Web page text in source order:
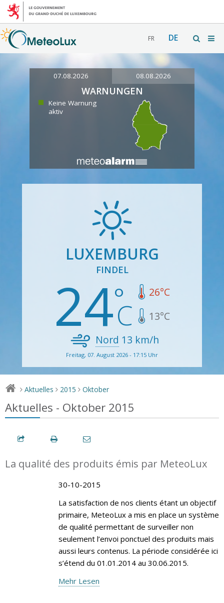
FR DE
07.08.2026 08.08.2026
WARNUNGEN
Keine Warnung
aktiv
LUXEMBURG
FINDEL
24 26°C
13°C
Nord 13 km/h
Freitag, 07. August 2026 - 17:15 Uhr
> Aktuelles > 2015 > Oktober
Aktuelles - Oktober 2015
La qualité des produits émis par MeteoLux
30-10-2015
La satisfaction de nos clients étant un objectif
primaire, MeteoLux a mis en place un système
de qualité permettant de surveiller non
seulement l’envoi ponctuel des produits mais
aussi leurs contenus. La période considérée ici
s’étend du 01.01.2014 au 30.06.2015.
Mehr Lesen